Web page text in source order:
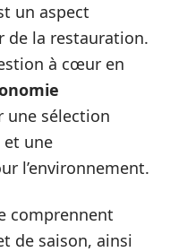
un aspect
de la restauration.
à cœur en
une sélection
et une
l’environnement.
comprennent
de saison, ainsi